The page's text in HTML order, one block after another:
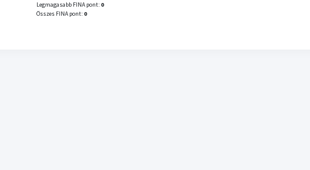
Legmagasabb FINA pont: 0
Összes FINA pont: 0